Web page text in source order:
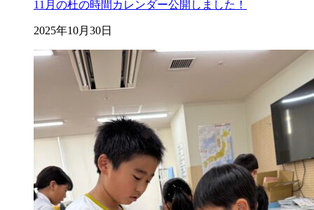
11月の杜の時間カレンダー公開しました！
2025年10月30日